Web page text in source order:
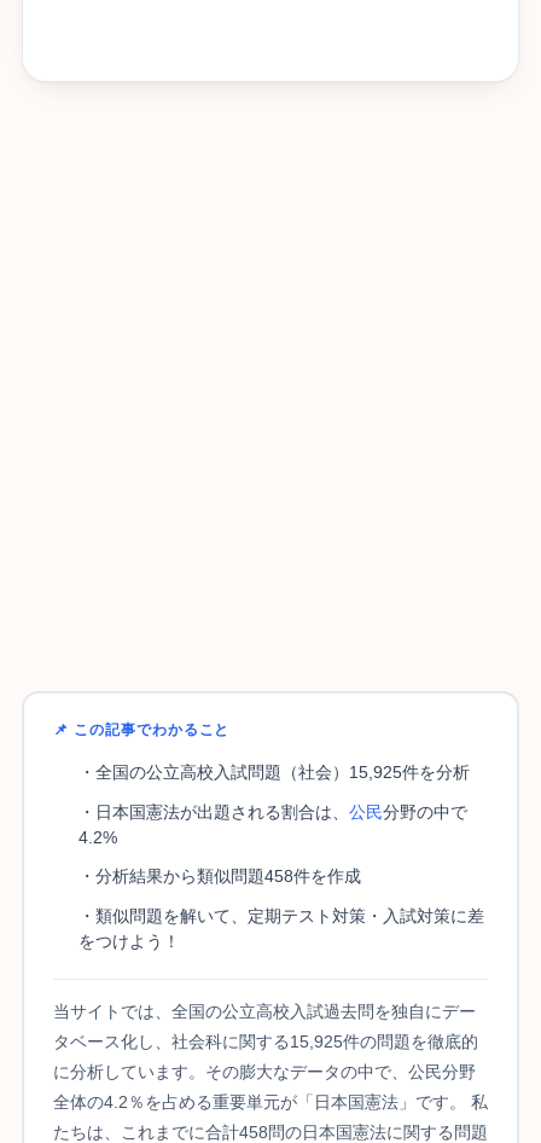
📌 この記事でわかること
・全国の公立高校入試問題（社会）15,925件を分析
・日本国憲法が出題される割合は、 公民分野の中で
4.2%
・分析結果から類似問題458件を作成
・類似問題を解いて、定期テスト対策・入試対策に差
をつけよう！
当サイトでは、全国の公立高校入試過去問を独自にデー
タベース化し、社会科に関する15,925件の問題を徹底的
に分析しています。その膨大なデータの中で、公民分野
全体の4.2％を占める重要単元が「日本国憲法」です。 私
たちは、これまでに合計458問の日本国憲法に関する問題